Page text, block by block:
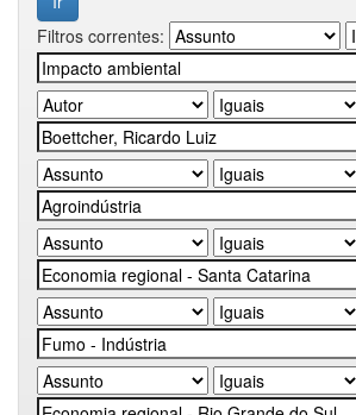
Filtros correntes: